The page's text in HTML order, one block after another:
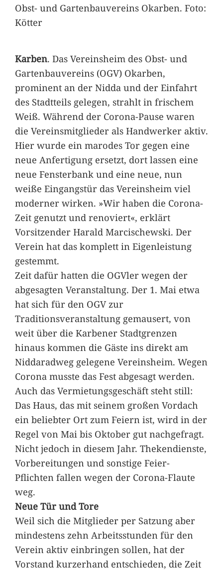
Obst- und Gartenbauvereins Okarben. Foto:
Kötter
Karben. Das Vereinsheim des Obst- und
Gartenbauvereins (OGV) Okarben,
prominent an der Nidda und der Einfahrt
des Stadtteils gelegen, strahlt in frischem
Weiß. Während der Corona-Pause waren
die Vereinsmitglieder als Handwerker aktiv.
Hier wurde ein marodes Tor gegen eine
neue Anfertigung ersetzt, dort lassen eine
neue Fensterbank und eine neue, nun
weiße Eingangstür das Vereinsheim viel
moderner wirken. »Wir haben die Corona-
Zeit genutzt und renoviert«, erklärt
Vorsitzender Harald Marcischewski. Der
Verein hat das komplett in Eigenleistung
gestemmt.
Zeit dafür hatten die OGVler wegen der
abgesagten Veranstaltung. Der 1. Mai etwa
hat sich für den OGV zur
Traditionsveranstaltung gemausert, von
weit über die Karbener Stadtgrenzen
hinaus kommen die Gäste ins direkt am
Niddaradweg gelegene Vereinsheim. Wegen
Corona musste das Fest abgesagt werden.
Auch das Vermietungsgeschäft steht still:
Das Haus, das mit seinem großen Vordach
ein beliebter Ort zum Feiern ist, wird in der
Regel von Mai bis Oktober gut nachgefragt.
Nicht jedoch in diesem Jahr. Thekendienste,
Vorbereitungen und sonstige Feier-
Pflichten fallen wegen der Corona-Flaute
weg.
Neue Tür und Tore
Weil sich die Mitglieder per Satzung aber
mindestens zehn Arbeitsstunden für den
Verein aktiv einbringen sollen, hat der
Vorstand kurzerhand entschieden, die Zeit